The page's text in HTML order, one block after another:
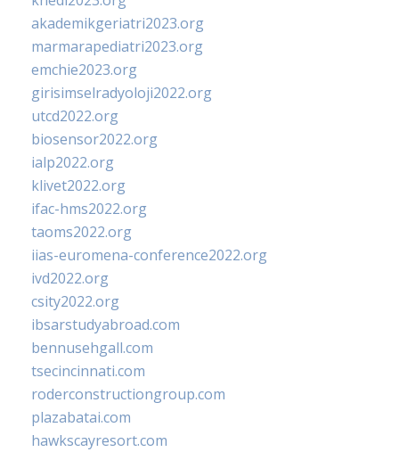
akademikgeriatri2023.org
marmarapediatri2023.org
emchie2023.org
girisimselradyoloji2022.org
utcd2022.org
biosensor2022.org
ialp2022.org
klivet2022.org
ifac-hms2022.org
taoms2022.org
iias-euromena-conference2022.org
ivd2022.org
csity2022.org
ibsarstudyabroad.com
bennusehgall.com
tsecincinnati.com
roderconstructiongroup.com
plazabatai.com
hawkscayresort.com